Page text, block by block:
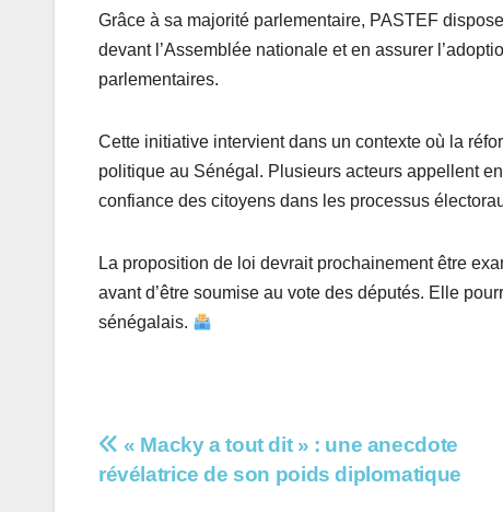
Grâce à sa majorité parlementaire, PASTEF
devant l’Assemblée nationale et en assurer
parlementaires.
Cette initiative intervient dans un contexte où la
politique au Sénégal. Plusieurs acteurs appellent
confiance des citoyens dans les processus
La proposition de loi devrait prochainement être
avant d’être soumise au vote des députés. Elle
sénégalais.
Navigation
« Macky a tout dit » : une anecdote
révélatrice de son poids diplomatique